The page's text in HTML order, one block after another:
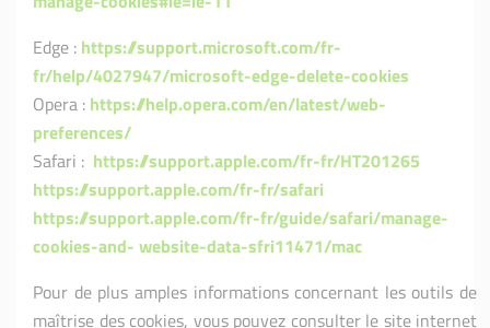
Edge : https://support.microsoft.com/fr-
fr/help/4027947/microsoft-edge-delete-cookies
Opera : https://help.opera.com/en/latest/web-
preferences/
Safari : https://support.apple.com/fr-fr/HT201265
https://support.apple.com/fr-fr/safari
https://support.apple.com/fr-fr/guide/safari/manage-
cookies-and- website-data-sfri11471/mac
Pour de plus amples informations concernant les outils de
maîtrise des cookies, vous pouvez consulter le site internet